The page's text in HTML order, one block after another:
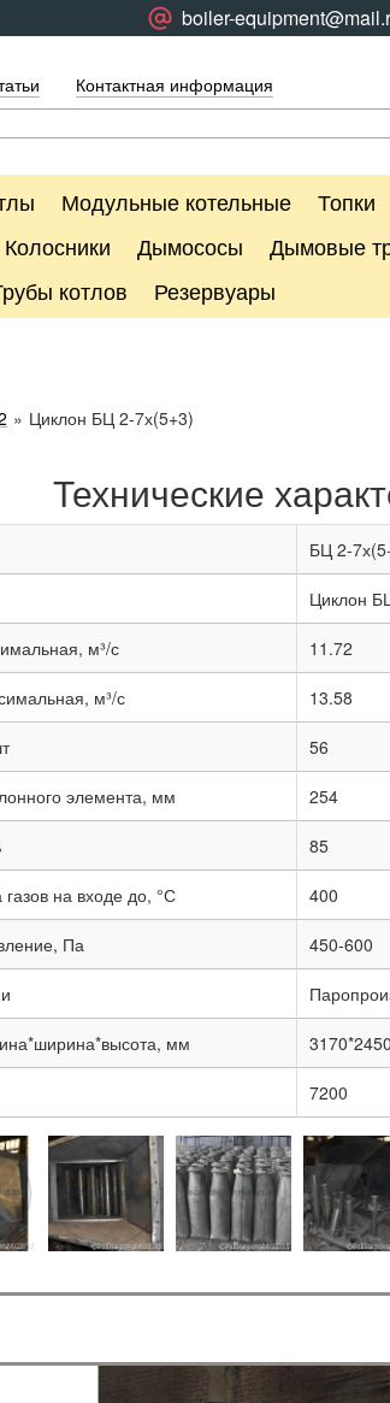
boiler-
Контактная информация
Модульные котельные
Топки
Колосники Дымососы
Дымовые
котлов Резервуары
» Циклон БЦ 2-7х(5+3)
Технические
БЦ 2-
Циклон
м³/с 11.72
м³/с 13.58
56
элемента, мм 254
85
на входе до, °С 400
Па 450-600
мм
7200